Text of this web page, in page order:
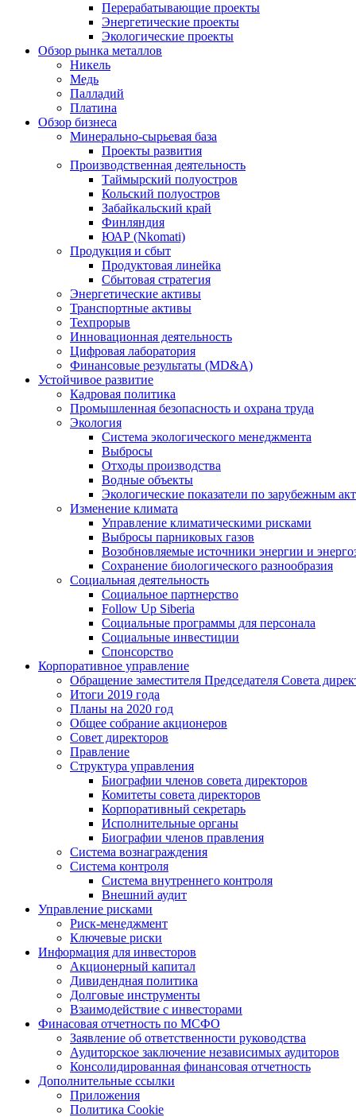
Перерабатывающие проекты
Энергетические проекты
Экологические проекты
Обзор рынка металлов
Никель
Медь
Палладий
Платина
Обзор бизнеса
Минерально-сырьевая база
Проекты развития
Производственная деятельность
Таймырский полуостров
Кольский полуостров
Забайкальский край
Финляндия
ЮАР (Nkomati)
Продукция и сбыт
Продуктовая линейка
Сбытовая стратегия
Энергетические активы
Транспортные активы
Техпрорыв
Инновационная деятельность
Цифровая лаборатория
Финансовые результаты (MD&A)
Устойчивое развитие
Кадровая политика
Промышленная безопасность и охрана труда
Экология
Система экологического менеджмента
Выбросы
Отходы производства
Водные объекты
Экологические показатели по зарубежным
Изменение климата
Управление климатическими рисками
Выбросы парниковых газов
Возобновляемые источники энергии и
Сохранение биологического разнообразия
Социальная деятельность
Социальное партнерство
Follow Up Siberia
Социальные программы для персонала
Социальные инвестиции
Спонсорство
Корпоративное управление
Обращение заместителя Председателя Совета
Итоги 2019 года
Планы на 2020 год
Общее собрание акционеров
Совет директоров
Правление
Структура управления
Биографии членов совета директоров
Комитеты совета директоров
Корпоративный секретарь
Исполнительные органы
Биографии членов правления
Система вознаграждения
Система контроля
Система внутреннего контроля
Внешний аудит
Управление рисками
Риск-менеджмент
Ключевые риски
Информация для инвесторов
Акционерный капитал
Дивидендная политика
Долговые инструменты
Взаимодействие с инвеcторами
Финасовая отчетность по МСФО
Заявление об ответственности руководства
Аудиторское заключение независимых аудиторов
Консолидированная финансовая отчетность
Дополнительные ссылки
Приложения
Политика Cookie